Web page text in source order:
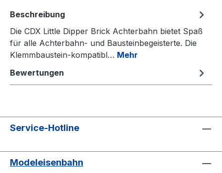
Beschreibung
Die CDX Little Dipper Brick Achterbahn bietet Spaß
für alle Achterbahn- und Bausteinbegeisterte. Die
Klemmbaustein-kompatibl… Mehr
Bewertungen
Service-Hotline
Modeleisenbahn